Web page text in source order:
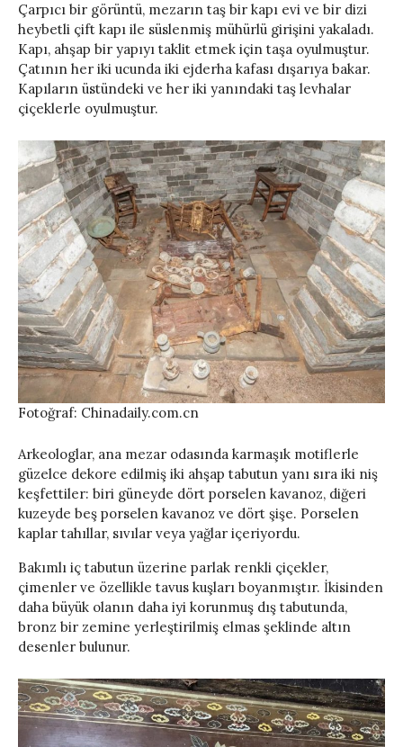
Çarpıcı bir görüntü, mezarın taş bir kapı evi ve bir dizi
heybetli çift kapı ile süslenmiş mühürlü girişini yakaladı.
Kapı, ahşap bir yapıyı taklit etmek için taşa oyulmuştur.
Çatının her iki ucunda iki ejderha kafası dışarıya bakar.
Kapıların üstündeki ve her iki yanındaki taş levhalar
çiçeklerle oyulmuştur.
Fotoğraf: Chinadaily.com.cn
Arkeologlar, ana mezar odasında karmaşık motiflerle
güzelce dekore edilmiş iki ahşap tabutun yanı sıra iki niş
keşfettiler: biri güneyde dört porselen kavanoz, diğeri
kuzeyde beş porselen kavanoz ve dört şişe. Porselen
kaplar tahıllar, sıvılar veya yağlar içeriyordu.
Bakımlı iç tabutun üzerine parlak renkli çiçekler,
çimenler ve özellikle tavus kuşları boyanmıştır. İkisinden
daha büyük olanın daha iyi korunmuş dış tabutunda,
bronz bir zemine yerleştirilmiş elmas şeklinde altın
desenler bulunur.